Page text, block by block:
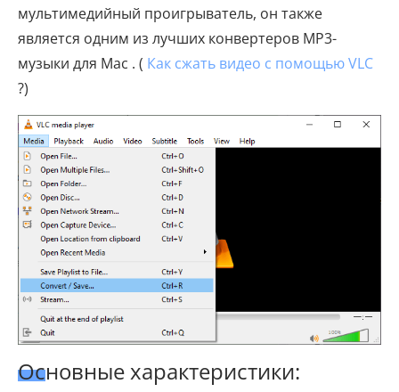
мультимедийный проигрыватель, он также
является одним из лучших конвертеров MP3-
музыки для Mac . ( Как сжать видео с помощью VLC
?)
Основные характеристики: